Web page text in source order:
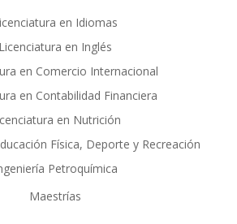
en Idiomas
Licenciatura en Inglés
en Comercio Internacional
en Contabilidad Financiera
en Nutrición
Física, Deporte y Recreación
Petroquímica
Maestrías